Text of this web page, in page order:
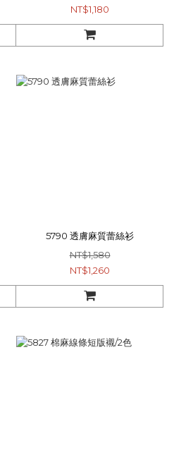
NT$1,180
5790 透膚麻質蕾絲衫
NT$1,580
NT$1,260